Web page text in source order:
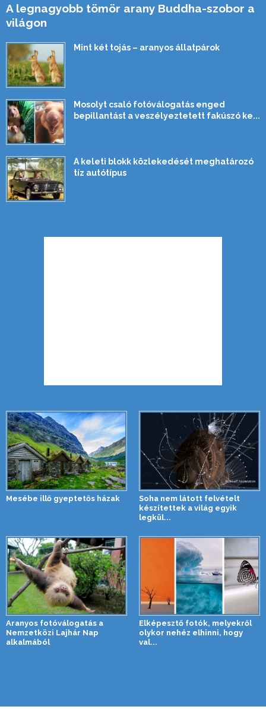
A legnagyobb tömör arany Buddha-szobor a
világon
Mint két tojás – aranyos állatpárok
Mosolyt csaló fotóválogatás enged
bepillantást a veszélyeztetett fakúszó ke...
A keleti blokk közlekedését meghatározó
tíz autótípus
Mesébe illő gyeptetős házak
Soha nem látott felvételt
készítettek a világ egyik
legkül...
Aranyos fotóválogatás a
Nemzetközi Lajhár Nap
alkalmából
Elképesztő fotók, melyekről
olykor nehéz elhinni, hogy
val...